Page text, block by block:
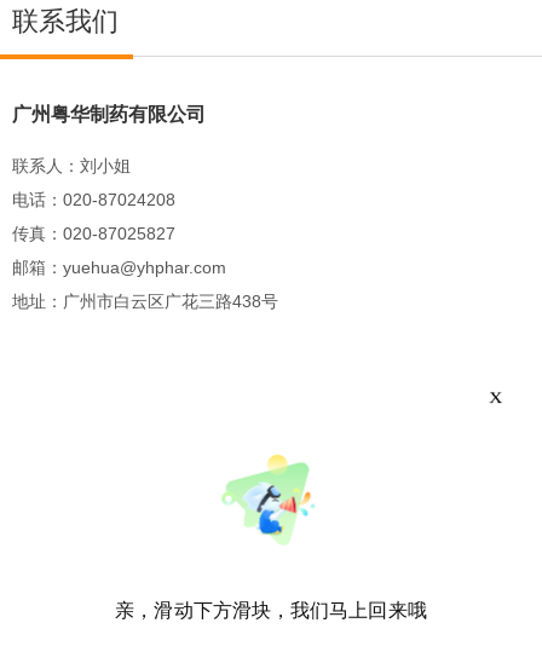
联系我们
广州粤华制药有限公司
联系人：刘小姐
电话：020-87024208
传真：020-87025827
邮箱：yuehua@yhphar.com
地址：广州市白云区广花三路438号